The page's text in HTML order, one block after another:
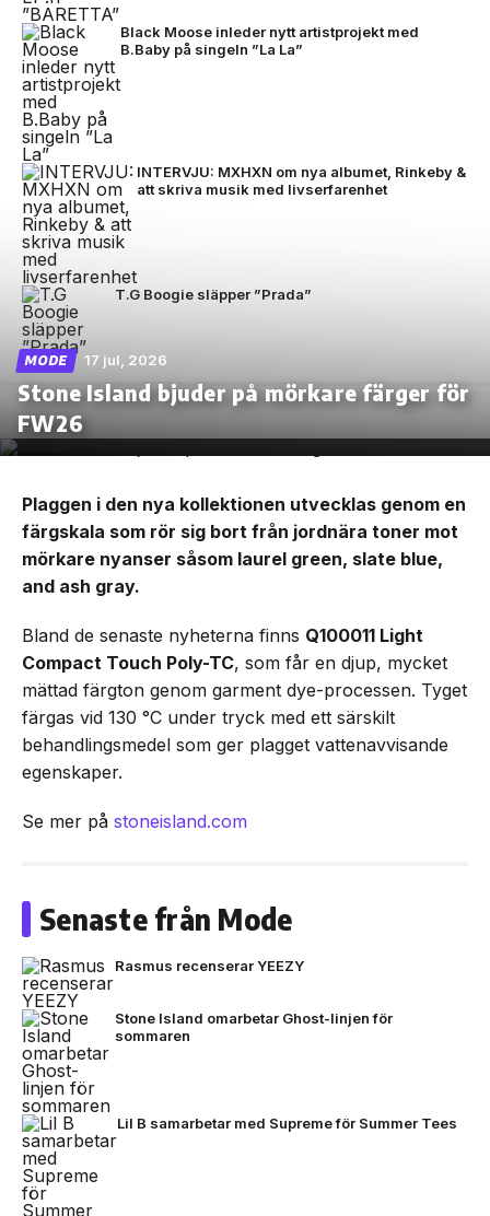
Black Moose inleder nytt artistprojekt med
B.Baby på singeln ”La La”
INTERVJU: MXHXN om nya albumet, Rinkeby &
att skriva musik med livserfarenhet
T.G Boogie släpper ”Prada”
MODE 17 jul, 2026
Stone Island bjuder på mörkare färger för
FW26
Plaggen i den nya kollektionen utvecklas genom en
färgskala som rör sig bort från jordnära toner mot
mörkare nyanser såsom laurel green, slate blue,
and ash gray.
Bland de senaste nyheterna finns Q100011 Light
Compact Touch Poly-TC, som får en djup, mycket
mättad färgton genom garment dye-processen. Tyget
färgas vid 130 °C under tryck med ett särskilt
behandlingsmedel som ger plagget vattenavvisande
egenskaper.
Se mer på stoneisland.com
Senaste från Mode
Rasmus recenserar YEEZY
Stone Island omarbetar Ghost-linjen för
sommaren
Lil B samarbetar med Supreme för Summer Tees